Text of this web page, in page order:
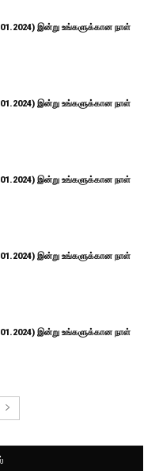
இன்று உங்களுக்கான நாள்
இன்று உங்களுக்கான நாள்
இன்று உங்களுக்கான நாள்
இன்று உங்களுக்கான நாள்
இன்று உங்களுக்கான நாள்